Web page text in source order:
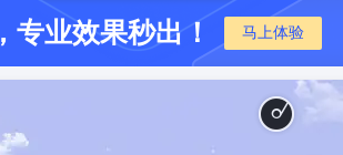
，专业效果秒出！ 马上体验